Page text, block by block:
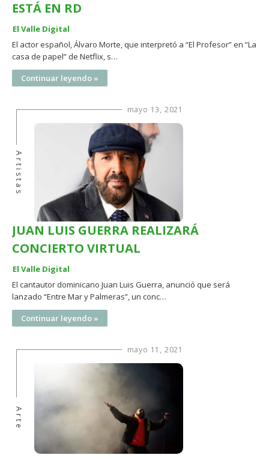
ESTÁ EN RD
El Valle Digital
El actor español, Álvaro Morte, que interpretó a “El Profesor” en “La
casa de papel” de Netflix, s…
Continuar leyendo »
mayo 13, 2021
Artistas
JUAN LUIS GUERRA REALIZARÁ
CONCIERTO VIRTUAL
El Valle Digital
El cantautor dominicano Juan Luis Guerra, anunció que será
lanzado “Entre Mar y Palmeras”, un conc…
Continuar leyendo »
mayo 11, 2021
Arte